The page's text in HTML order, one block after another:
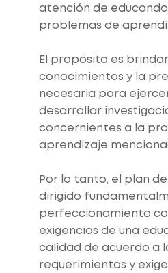
atención de
problemas de
El propósito es
conocimientos y la
necesaria para
desarrollar
concernientes a la
aprendizaje
Por lo tanto, el plan
dirigido
perfeccionamiento
exigencias de una
calidad de acuerdo a
requerimientos y